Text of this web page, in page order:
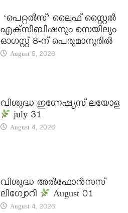
‘പെറ്റൽസ്’ ലൈഫ് സ്റ്റൈൽ
എക്സിബിഷനും സെയിലും
ഓഗസ്റ്റ് 8-ന് പെരുമാനൂരിൽ
August 5, 2026
വിശുദ്ധ ഇഗ്നേഷ്യസ് ലയോള
july 31
August 4, 2026
വിശുദ്ധ അൽഫോൻസസ്
ലിഗ്വോറി
August 01
August 4, 2026